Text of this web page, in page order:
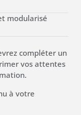
modularisé
compléter un
vos attentes
à votre